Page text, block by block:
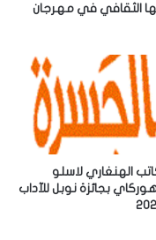
الثقافي في مهرجان
الهنغاري لاسلو
بجائزة نوبل للآداب